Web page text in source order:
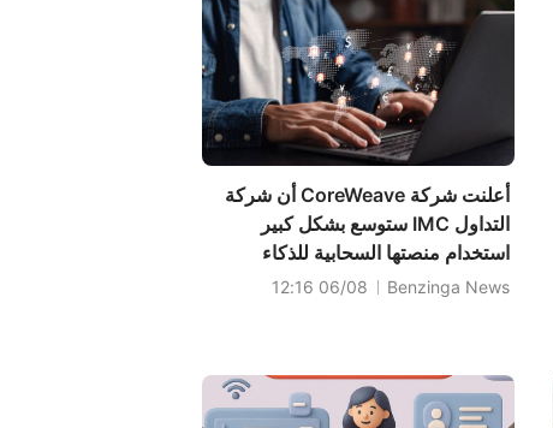
أعلنت شركة CoreWeave أن شركة
التداول IMC ستوسع بشكل كبير
استخدام منصتها السحابية للذكاء
الاصطناعي، وذلك من خلال التوسع من
Benzinga News
06/08 12:16